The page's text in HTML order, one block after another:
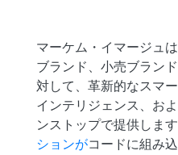
マーケム・イマージュ
ブランド、小売ブラン
対して、革新的なスマ
インテリジェンス、お
ンストップで提供します
ションがコードに組み